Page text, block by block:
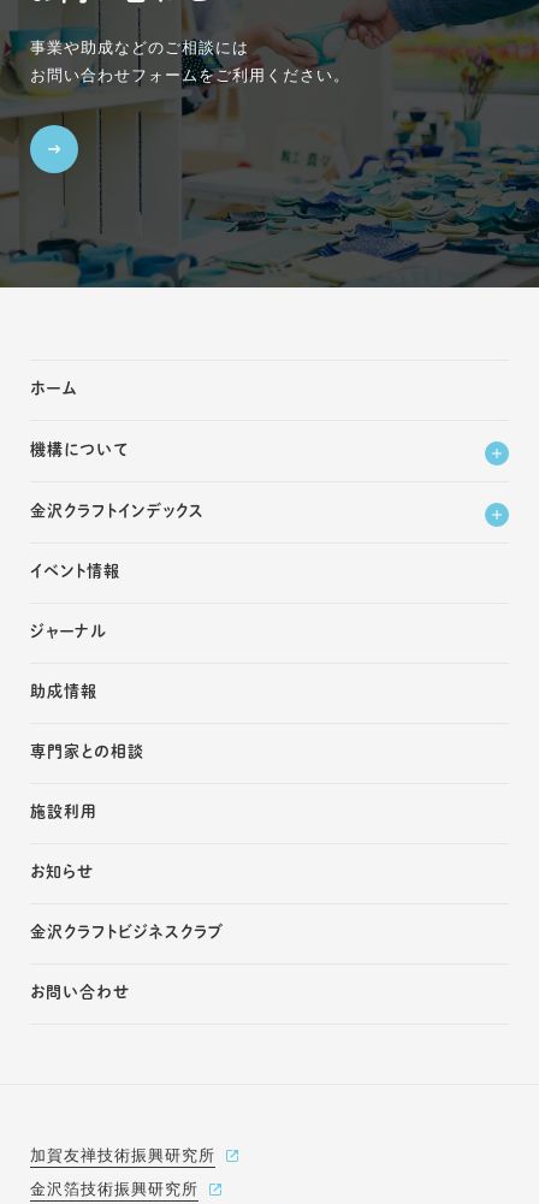
事業や助成などのご相談には
お問い合わせフォームをご利用ください。
ホーム
機構について
金沢クラフトインデックス
イベント情報
ジャーナル
助成情報
専門家との相談
施設利用
お知らせ
金沢クラフトビジネスクラブ
お問い合わせ
加賀友禅技術振興研究所
金沢箔技術振興研究所